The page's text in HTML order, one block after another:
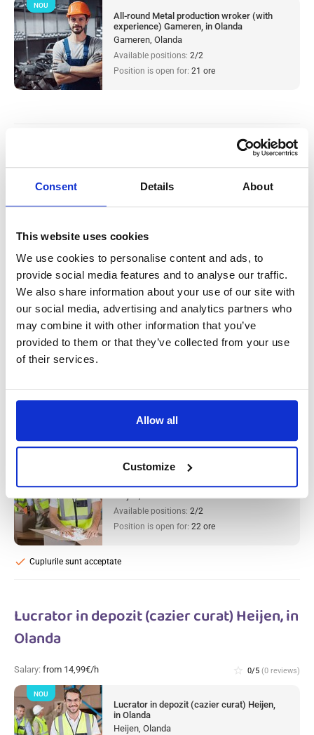
Consent Details About
This website uses cookies
We use cookies to personalise content and ads, to
provide social media features and to analyse our traffic.
We also share information about your use of our site with
our social media, advertising and analytics partners who
may combine it with other information that you’ve
provided to them or that they’ve collected from your use
of their services.
Allow all
Customize
All-round Metal production wroker (with
experience) Gameren, in Olanda
Gameren, Olanda
Available positions: 2/2
Position is open for: 21 ore
NOU
Angajat polyvalent depozit Helmond,
Deurne,Eindhoven, in Olanda
Helmond, Deurne,Eindhoven, Olanda
Available positions:4/4
Position is open for:21 ore
NOU
Lucrator in depozit (cazier curat) Heijen, in
Olanda
Salary: (0 reviews)
Lucrator in depozit (cazier curat) Heijen,
Heijen, Olanda
Available positions: 2/2
Position is open for: 22 ore
Cuplurile sunt acceptate
check
Lucrator in depozit (cazier curat) Heijen, in
Olanda
Salary: from 14,99€/h star_border 0/5 (0 reviews)
Lucrator in depozit (cazier curat) Heijen,
in Olanda
Heijen, Olanda
NOU